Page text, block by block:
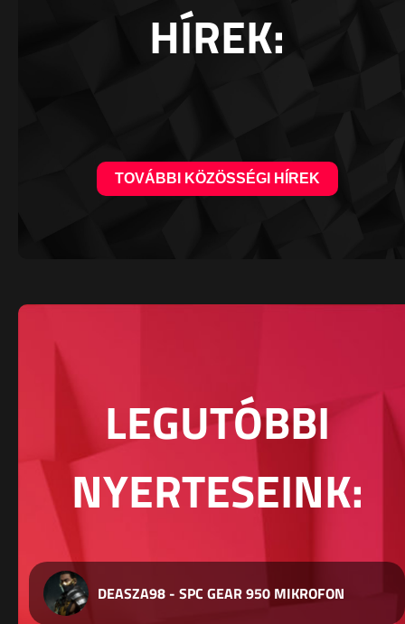
HÍREK:
TOVÁBBI KÖZÖSSÉGI HÍREK
LEGUTÓBBI
NYERTESEINK:
DEASZA98 - SPC GEAR 950 MIKROFON